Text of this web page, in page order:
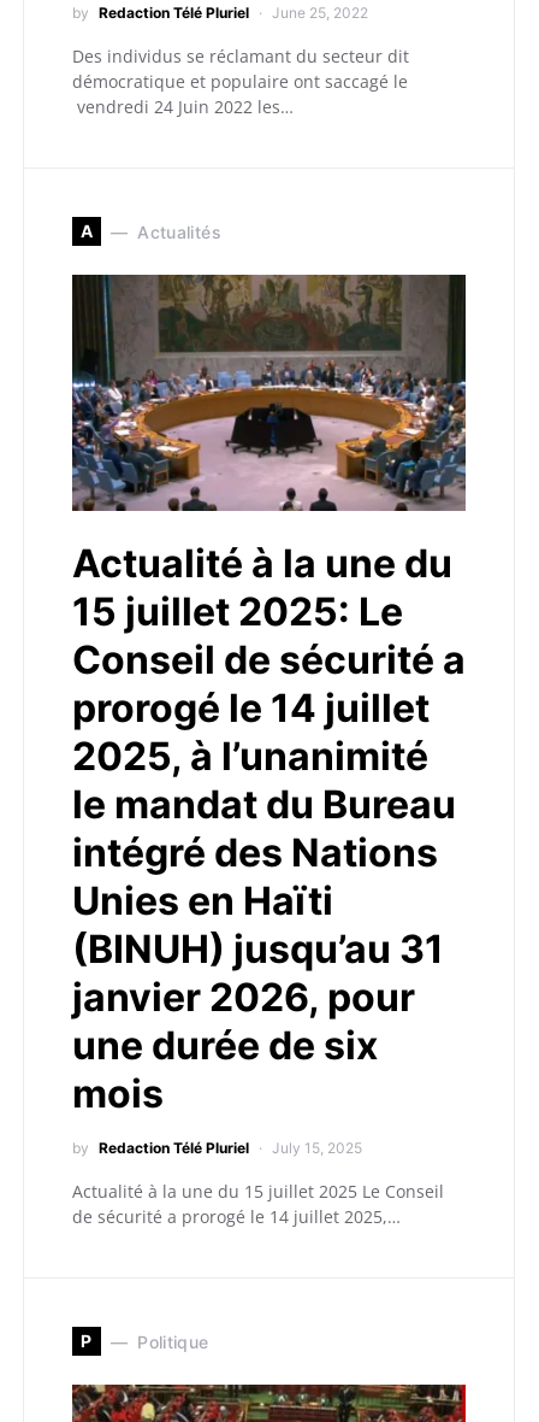
by Redaction Télé Pluriel June 25, 2022
Des individus se réclamant du secteur dit
démocratique et populaire ont saccagé le
vendredi 24 Juin 2022 les…
A Actualités
Actualité à la une du
15 juillet 2025: Le
Conseil de sécurité a
prorogé le 14 juillet
2025, à l’unanimité
le mandat du Bureau
intégré des Nations
Unies en Haïti
(BINUH) jusqu’au 31
janvier 2026, pour
une durée de six
mois
by Redaction Télé Pluriel July 15, 2025
Actualité à la une du 15 juillet 2025 Le Conseil
de sécurité a prorogé le 14 juillet 2025,…
P Politique